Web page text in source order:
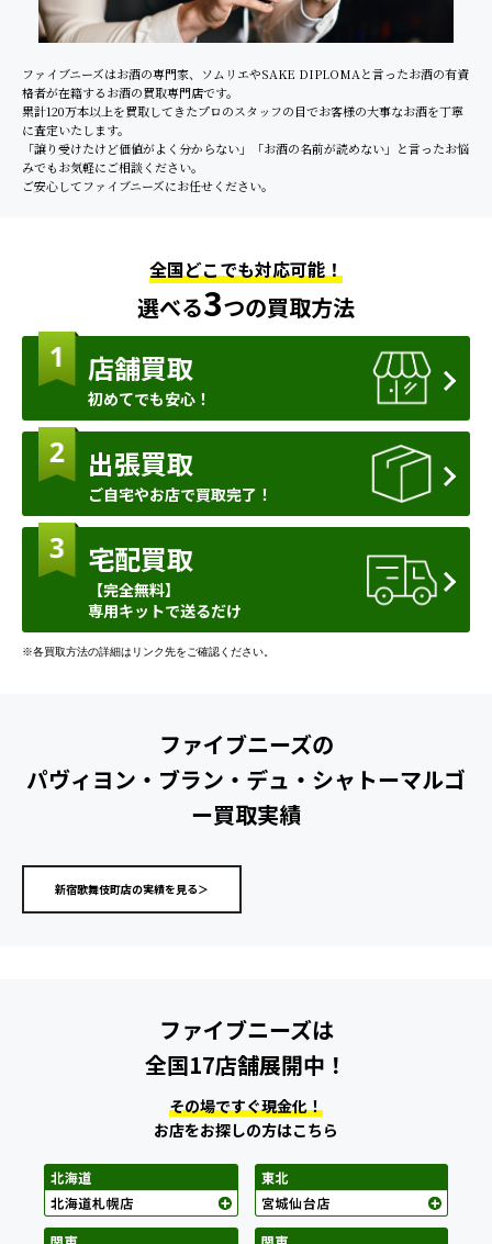
ファイブニーズはお酒の専門家、ソムリエやSAKE DIPLOMAと言ったお酒の有資
格者が在籍するお酒の買取専門店です。
累計120万本以上を買取してきたプロのスタッフの目でお客様の大事なお酒を丁寧
に査定いたします。
「譲り受けたけど価値がよく分からない」「お酒の名前が読めない」と言ったお悩
みでもお気軽にご相談ください。
ご安心してファイブニーズにお任せください。
全国どこでも対応可能！
選べる3つの買取方法
店舗買取
初めてでも安心！
出張買取
ご自宅やお店で買取完了！
宅配買取
【完全無料】
専用キットで送るだけ
※各買取方法の詳細はリンク先をご確認ください。
ファイブニーズの
パヴィヨン・ブラン・デュ・シャトーマルゴ
ー買取実績
新宿歌舞伎町店の実績を見る＞
ファイブニーズは
全国17店舗展開中！
その場ですぐ現金化！
お店をお探しの方はこちら